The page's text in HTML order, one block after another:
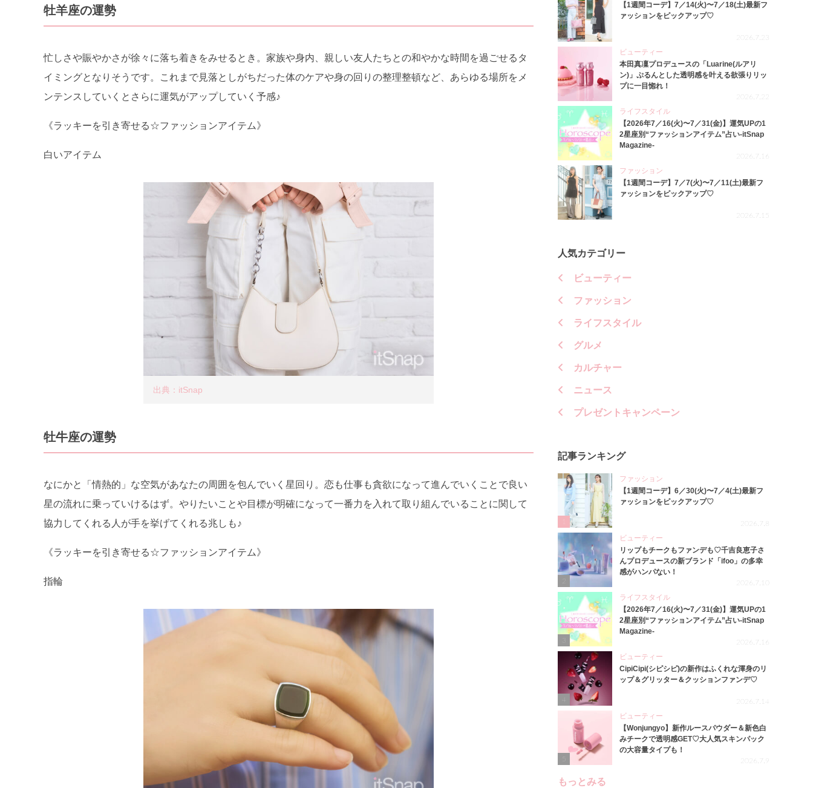
牡羊座の運勢
忙しさや賑やかさが徐々に落ち着きをみせるとき。家族や身内、親しい友人たちとの和やかな時間を過ごせるタ
イミングとなりそうです。これまで見落としがちだった体のケアや身の回りの整理整頓など、あらゆる場所をメ
ンテンスしていくとさらに運気がアップしていく予感♪
《ラッキーを引き寄せる☆ファッションアイテム》
白いアイテム
出典：itSnap
牡牛座の運勢
なにかと「情熱的」な空気があなたの周囲を包んでいく星回り。恋も仕事も貪欲になって進んでいくことで良い
星の流れに乗っていけるはず。やりたいことや目標が明確になって一番力を入れて取り組んでいることに関して
協力してくれる人が手を挙げてくれる兆しも♪
《ラッキーを引き寄せる☆ファッションアイテム》
指輪
【1週間コーデ】7／14(火)〜7／18(土)最新フ
ァッションをピックアップ♡
2026.7.23
ビューティー
本田真凜プロデュースの「Luarine(ルアリ
ン)」ぷるんとした透明感を叶える欲張りリッ
プに一目惚れ！
2026.7.22
ライフスタイル
【2026年7／16(火)〜7／31(金)】運気UPの1
2星座別“ファッションアイテム”占い-itSnap
Magazine-
2026.7.16
ファッション
【1週間コーデ】7／7(火)〜7／11(土)最新フ
ァッションをピックアップ♡
2026.7.15
人気カテゴリー
ビューティー
ファッション
ライフスタイル
グルメ
カルチャー
ニュース
プレゼントキャンペーン
記事ランキング
ファッション
【1週間コーデ】6／30(火)〜7／4(土)最新フ
ァッションをピックアップ♡
2026.7.8
ビューティー
リップもチークもファンデも♡千吉良恵子さ
んプロデュースの新ブランド「ifoo」の多幸
感がハンパない！
2026.7.10
3
ライフスタイル
【2026年7／16(火)〜7／31(金)】運気UPの1
2星座別“ファッションアイテム”占い-itSnap
Magazine-
2026.7.16
4
ビューティー
CipiCipi(シピシピ)の新作はふくれな渾身のリ
ップ＆グリッター＆クッションファンデ♡
2026.7.14
ビューティー
【Wonjungyo】新作ルースパウダー＆新色白
みチークで透明感GET♡大人気スキンパック
の大容量タイプも！
2026.7.9
もっとみる